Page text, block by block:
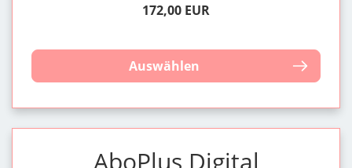
172,00 EUR
Auswählen
AboPlus Digital